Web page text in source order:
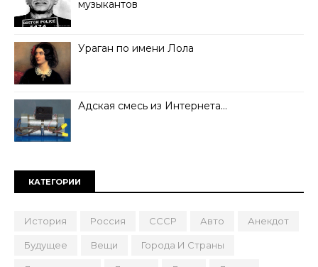
музыкантов
Ураган по имени Лола
Адская смесь из Интернета…
КАТЕГОРИИ
История Россия СССР Авто Анекдот
Будущее Вещи Города И Страны